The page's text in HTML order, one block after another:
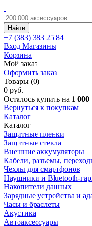
Найти
+7 (383) 383 25 84
Вход Магазины
Корзина
Мой заказ
Оформить заказ
Товары (0)
0 руб.
Осталось купить на 1 000
Вернуться к покупкам
Каталог
Каталог
Защитные пленки
Защитные стекла
Внешние аккумуляторы
Кабели, разъемы,
Чехлы для смартфонов
Наушники и Bluetooth-
Накопители данных
Зарядные устройства и
Часы и браслеты
Акустика
Автоаксессуары